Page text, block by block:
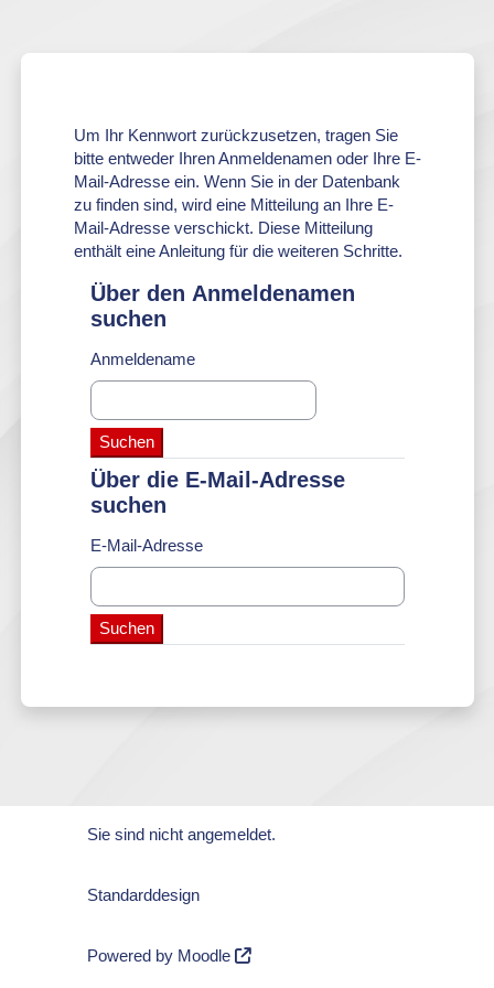
Um Ihr Kennwort zurückzusetzen, tragen Sie
bitte entweder Ihren Anmeldenamen oder Ihre E-
Mail-Adresse ein. Wenn Sie in der Datenbank
zu finden sind, wird eine Mitteilung an Ihre E-
Mail-Adresse verschickt. Diese Mitteilung
enthält eine Anleitung für die weiteren Schritte.
Über den Anmeldenamen suchen
Über den Anmeldenamen
suchen
Anmeldename
Über die E-Mail-Adresse suchen
Über die E-Mail-Adresse
suchen
E-Mail-Adresse
Sie sind nicht angemeldet.
Standarddesign
Powered by Moodle